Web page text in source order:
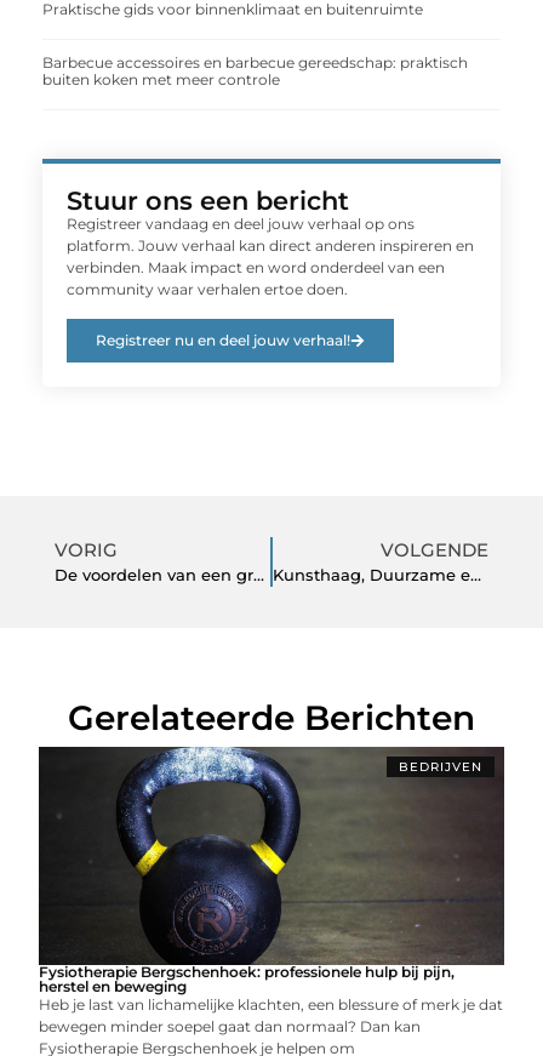
Praktische gids voor binnenklimaat en buitenruimte
Barbecue accessoires en barbecue gereedschap: praktisch
buiten koken met meer controle
Stuur ons een bericht
Registreer vandaag en deel jouw verhaal op ons
platform. Jouw verhaal kan direct anderen inspireren en
verbinden. Maak impact en word onderdeel van een
community waar verhalen ertoe doen.
Registreer nu en deel jouw verhaal!
VORIG
De voordelen van een groenbeleid
VOLGENDE
Kunsthaag, Duurzame en Voordelige oplossing
Gerelateerde Berichten
BEDRIJVEN
Fysiotherapie Bergschenhoek: professionele hulp bij pijn,
herstel en beweging
Heb je last van lichamelijke klachten, een blessure of merk je dat
bewegen minder soepel gaat dan normaal? Dan kan
Fysiotherapie Bergschenhoek je helpen om